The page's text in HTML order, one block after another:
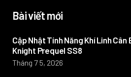
Bài viết mới
Cập Nhật Tính Năng Khí Linh Cân
Knight Prequel SS8
Tháng 7 5, 2026